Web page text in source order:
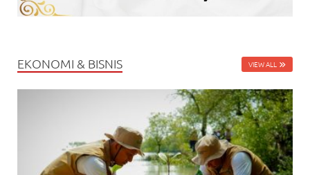
EKONOMI & BISNIS VIEW ALL